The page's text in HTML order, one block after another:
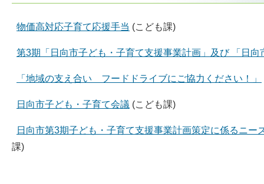
物価高対応子育て応援手当 (こども課)
第3期「日向市子ども・子育て支援事業計画」及び 「日
「地域の支え合い フードドライブにご協力ください！」
日向市子ども・子育て会議 (こども課)
日向市第3期子ども・子育て支援事業計画策定に係るニ
課)